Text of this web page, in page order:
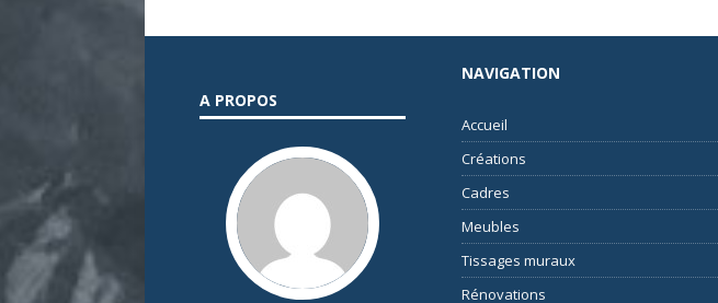
A PROPOS
NAVIGATION
Accueil
Créations
Cadres
Meubles
Tissages muraux
Rénovations